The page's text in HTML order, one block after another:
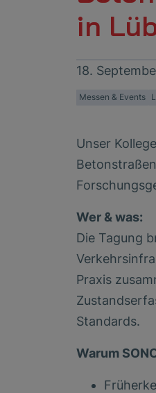
in
18.
Messen & Events
Unser
Wer & was:
Die Tagung
Praxis
Standards.
Warum